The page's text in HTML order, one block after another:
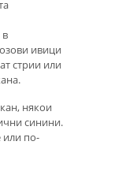
в
ивици
​​стрии или
някои
синини.
или по-